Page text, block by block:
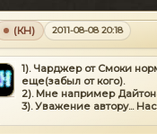
(КН) 2011-08-08 20:18
1). Чарджер от Смоки
еще(забыл от кого).
2). Мне например
3). Уважение автору...